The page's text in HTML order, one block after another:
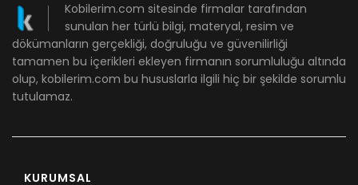
Kobilerim.com sitesinde firmalar tarafından
sunulan her türlü bilgi, materyal, resim ve
dökümanların gerçekliği, doğruluğu ve güvenilirliği
tamamen bu içerikleri ekleyen firmanın sorumluluğu altında
olup, kobilerim.com bu hususlarla ilgili hiç bir şekilde sorumlu
tutulamaz.
KURUMSAL